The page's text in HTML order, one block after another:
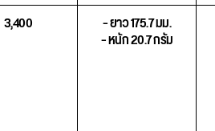
3,400 – ยาว 175.7 มม.
– หนัก 20.7 กรัม